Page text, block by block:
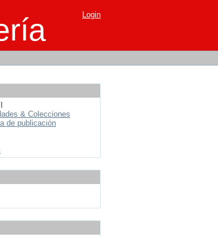
Login
& Colecciones
de publicación